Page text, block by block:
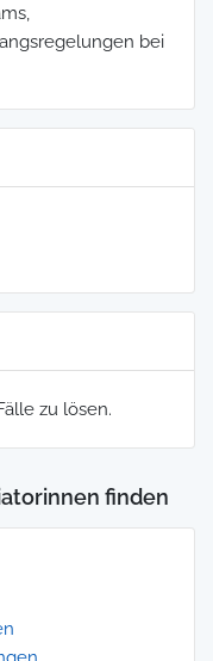
bei
zu lösen.
finden